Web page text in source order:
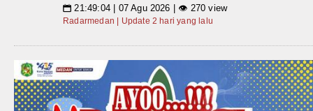
📅 21:49:04 | 07 Agu 2026 | 👁 270 view
Radarmedan | Update 2 hari yang lalu